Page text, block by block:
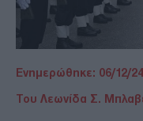
Ενημερώθηκε: 06/12/24
Του Λεωνίδα Σ.